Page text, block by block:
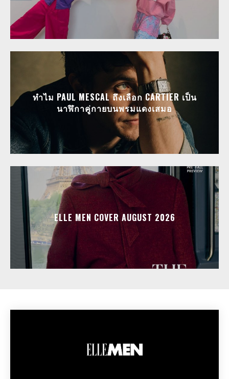
ทำไม PAUL MESCAL ถึงเลือก CARTIER เป็น
นาฬิกาคู่กายบนพรมแดงเสมอ
ELLE MEN COVER AUGUST 2026